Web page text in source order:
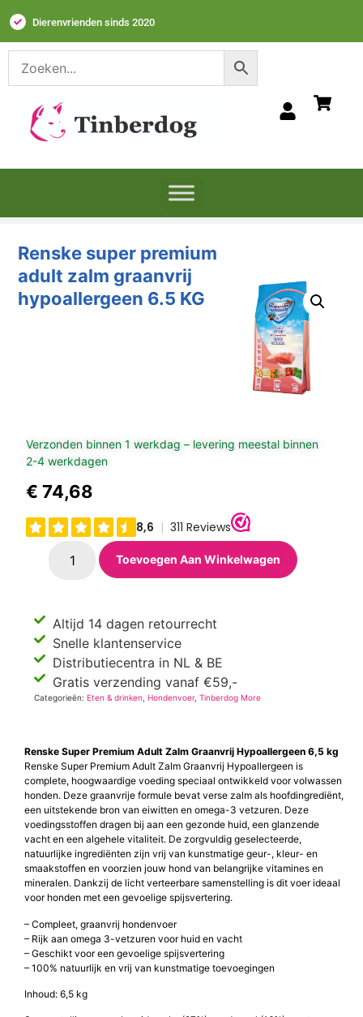
Dierenvrienden sinds 2020
Renske super premium
adult zalm graanvrij
hypoallergeen 6.5 KG
Verzonden binnen 1 werkdag – levering meestal binnen
2-4 werkdagen
€ 74,68
Toevoegen Aan Winkelwagen
Altijd 14 dagen retourrecht
Snelle klantenservice
Distributiecentra in NL & BE
Gratis verzending vanaf €59,-
Categorieën:Eten & drinken ,Hondenvoer,Tinberdog More
Renske Super Premium Adult Zalm Graanvrij Hypoallergeen 6,5 kg
Renske Super Premium Adult Zalm Graanvrij Hypoallergeen is
complete, hoogwaardige voeding speciaal ontwikkeld voor volwassen
honden. Deze graanvrije formule bevat verse zalm als hoofdingrediënt,
een uitstekende bron van eiwitten en omega-3 vetzuren. Deze
voedingsstoffen dragen bij aan een gezonde huid, een glanzende
vacht en een algehele vitaliteit. De zorgvuldig geselecteerde,
natuurlijke ingrediënten zijn vrij van kunstmatige geur-, kleur- en
smaakstoffen en voorzien jouw hond van belangrijke vitamines en
mineralen. Dankzij de licht verteerbare samenstelling is dit voer ideaal
voor honden met een gevoelige spijsvertering.
– Compleet, graanvrij hondenvoer
– Rijk aan omega 3-vetzuren voor huid en vacht
– Geschikt voor een gevoelige spijsvertering
– 100% natuurlijk en vrij van kunstmatige toevoegingen
Inhoud: 6,5 kg